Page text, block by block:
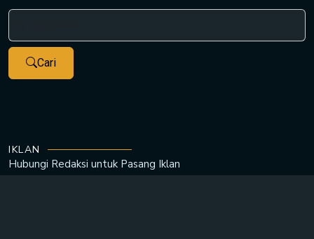
Cari
IKLAN
Hubungi Redaksi untuk Pasang Iklan